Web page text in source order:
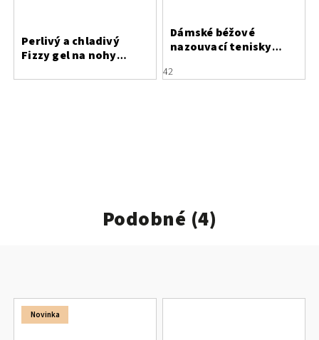
Perlivý a chladivý
Fizzy gel na nohy
Dámské béžové
nazouvací tenisky
tkaničkami
42
Podobné (4)
Novinka